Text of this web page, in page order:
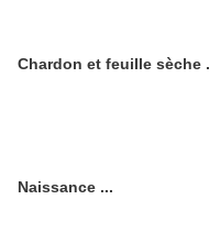
Chardon et feuille sèche
Naissance ...